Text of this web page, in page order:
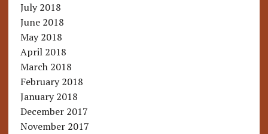
July 2018
June 2018
May 2018
April 2018
March 2018
February 2018
January 2018
December 2017
November 2017